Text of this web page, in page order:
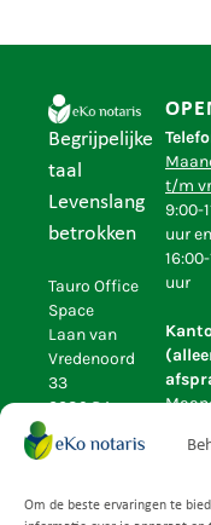
Om de beste ervaringen te
Begrijpelijke
taal
Levenslang
betrokken
Tauro Office
Space
Laan van
Vredenoord
33
2289 DA
Rijswijk
(Zuid-
t/m
9:00-
uur en
uur